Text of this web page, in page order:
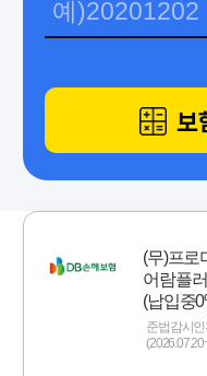
보
(무)프로
어람플
(납입중
준법감시